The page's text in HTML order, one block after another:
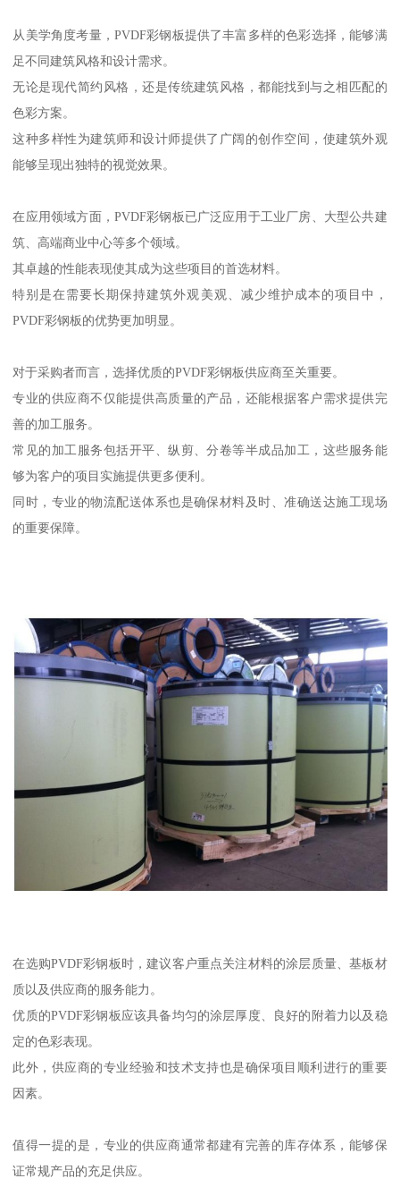
从美学角度考量，PVDF彩钢板提供了丰富多样的色彩选择，能够满
足不同建筑风格和设计需求。
无论是现代简约风格，还是传统建筑风格，都能找到与之相匹配的
色彩方案。
这种多样性为建筑师和设计师提供了广阔的创作空间，使建筑外观
能够呈现出独特的视觉效果。
在应用领域方面，PVDF彩钢板已广泛应用于工业厂房、大型公共建
筑、高端商业中心等多个领域。
其卓越的性能表现使其成为这些项目的首选材料。
特别是在需要长期保持建筑外观美观、减少维护成本的项目中，
PVDF彩钢板的优势更加明显。
对于采购者而言，选择优质的PVDF彩钢板供应商至关重要。
专业的供应商不仅能提供高质量的产品，还能根据客户需求提供完
善的加工服务。
常见的加工服务包括开平、纵剪、分卷等半成品加工，这些服务能
够为客户的项目实施提供更多便利。
同时，专业的物流配送体系也是确保材料及时、准确送达施工现场
的重要保障。
在选购PVDF彩钢板时，建议客户重点关注材料的涂层质量、基板材
质以及供应商的服务能力。
优质的PVDF彩钢板应该具备均匀的涂层厚度、良好的附着力以及稳
定的色彩表现。
此外，供应商的专业经验和技术支持也是确保项目顺利进行的重要
因素。
值得一提的是，专业的供应商通常都建有完善的库存体系，能够保
证常规产品的充足供应。